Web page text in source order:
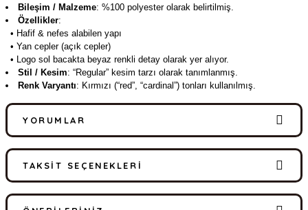
Bileşim / Malzeme: %100 polyester olarak belirtilmiş.
Özellikler:
• Hafif & nefes alabilen yapı
• Yan cepler (açık cepler)
• Logo sol bacakta beyaz renkli detay olarak yer alıyor.
Stil / Kesim: “Regular” kesim tarzı olarak tanımlanmış.
Renk Varyantı: Kırmızı (“red”, “cardinal”) tonları kullanılmış.
YORUMLAR
Bu ürüne ilk yorumu siz yapın!
TAKSIT SEÇENEKLERI